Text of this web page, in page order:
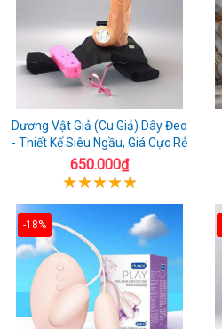
Dương Vật Giả (Cu Giả) Dây Đeo
- Thiết Kế Siêu Ngầu, Giá Cực Rẻ
650.000₫
-18%